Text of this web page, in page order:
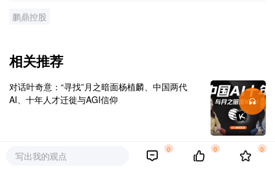
鹏鼎控股
相关推荐
对话叶奇意：“寻找”月之暗面杨植麟、中国两代
AI、十年人才迁徙与AGI信仰
暴增110%！1200亿亿纬锂能，业绩持续爆发
写出我的观点
0 0 0